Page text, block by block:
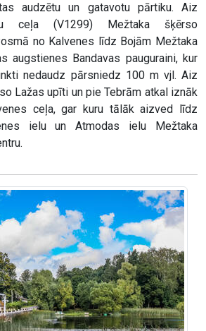
audzētu un gatavotu pārtiku. Aiz
ceļa (V1299) Mežtaka šķērso
no Kalvenes līdz Bojām Mežtaka
augstienes Bandavas pauguraini, kur
nedaudz pārsniedz 100 m vjl. Aiz
Lažas upīti un pie Tebrām atkal iznāk
ceļa, gar kuru tālāk aizved līdz
ielu un Atmodas ielu Mežtaka